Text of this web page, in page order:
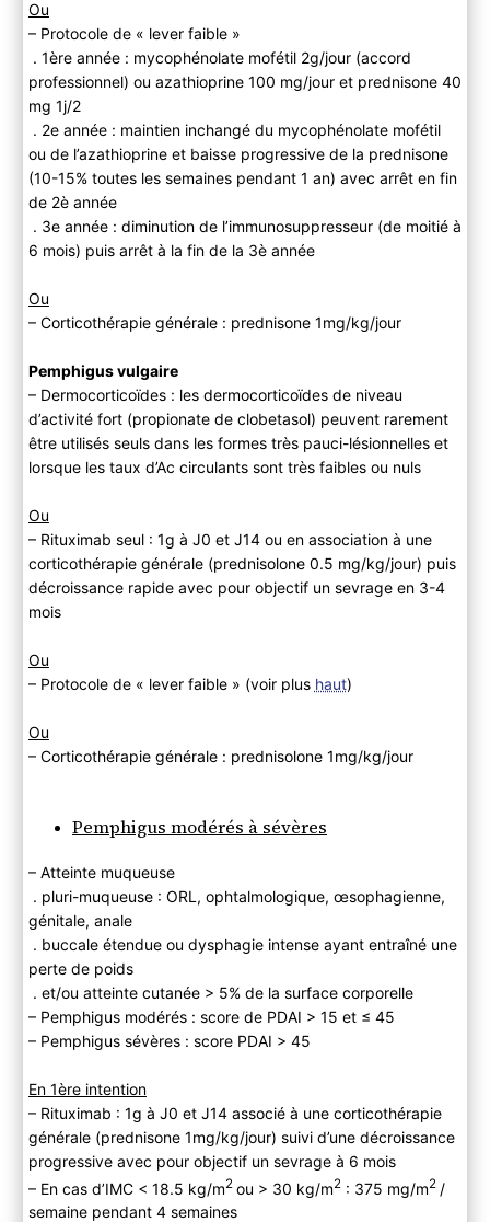
Ou
– Protocole de « lever faible »
. 1ère année : mycophénolate mofétil 2g/jour (accord
professionnel) ou azathioprine 100 mg/jour et prednisone 40
mg 1j/2
. 2e année : maintien inchangé du mycophénolate mofétil
ou de l’azathioprine et baisse progressive de la prednisone
(10-15% toutes les semaines pendant 1 an) avec arrêt en fin
de 2è année
. 3e année : diminution de l’immunosuppresseur (de moitié à
6 mois) puis arrêt à la fin de la 3è année
Ou
– Corticothérapie générale : prednisone 1mg/kg/jour
Pemphigus vulgaire
– Dermocorticoïdes : les dermocorticoïdes de niveau
d’activité fort (propionate de clobetasol) peuvent rarement
être utilisés seuls dans les formes très pauci-lésionnelles et
lorsque les taux d’Ac circulants sont très faibles ou nuls
Ou
– Rituximab seul : 1g à J0 et J14 ou en association à une
corticothérapie générale (prednisolone 0.5 mg/kg/jour) puis
décroissance rapide avec pour objectif un sevrage en 3-4
mois
Ou
– Protocole de « lever faible » (voir plus haut)
Ou
– Corticothérapie générale : prednisolone 1mg/kg/jour
Pemphigus modérés à sévères
– Atteinte muqueuse
. pluri-muqueuse : ORL, ophtalmologique, œsophagienne,
génitale, anale
. buccale étendue ou dysphagie intense ayant entraîné une
perte de poids
. et/ou atteinte cutanée > 5% de la surface corporelle
– Pemphigus modérés : score de PDAI > 15 et ≤ 45
– Pemphigus sévères : score PDAI > 45
En 1ère intention
– Rituximab : 1g à J0 et J14 associé à une corticothérapie
générale (prednisone 1mg/kg/jour) suivi d’une décroissance
progressive avec pour objectif un sevrage à 6 mois
– En cas d’IMC < 18.5 kg/m2 ou > 30 kg/m2: 375 mg/m2 /
semaine pendant 4 semaines